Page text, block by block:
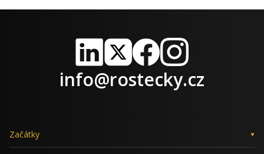
LinkedIn
X FacebookInstagram
info@rostecky.cz
Začátky